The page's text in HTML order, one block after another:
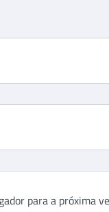
para a próxima